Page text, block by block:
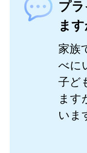
プ
ま
家族
べに
子ど
ます
いま